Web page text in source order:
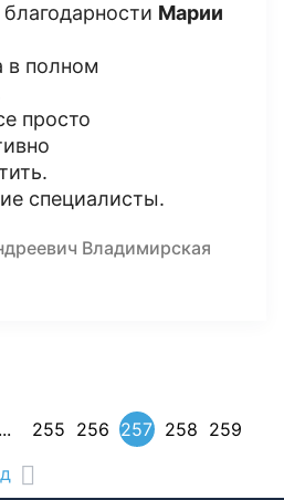
Марии
в полном
просто
специалисты.
Владимирская
... 255 256 257 258 259